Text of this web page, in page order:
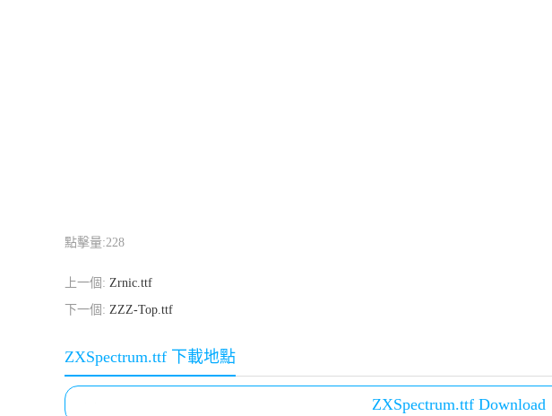
點擊量:228
上一個: Zrnic.ttf
下一個: ZZZ-Top.ttf
ZXSpectrum.ttf 下載地點
ZXSpectrum.ttf Download